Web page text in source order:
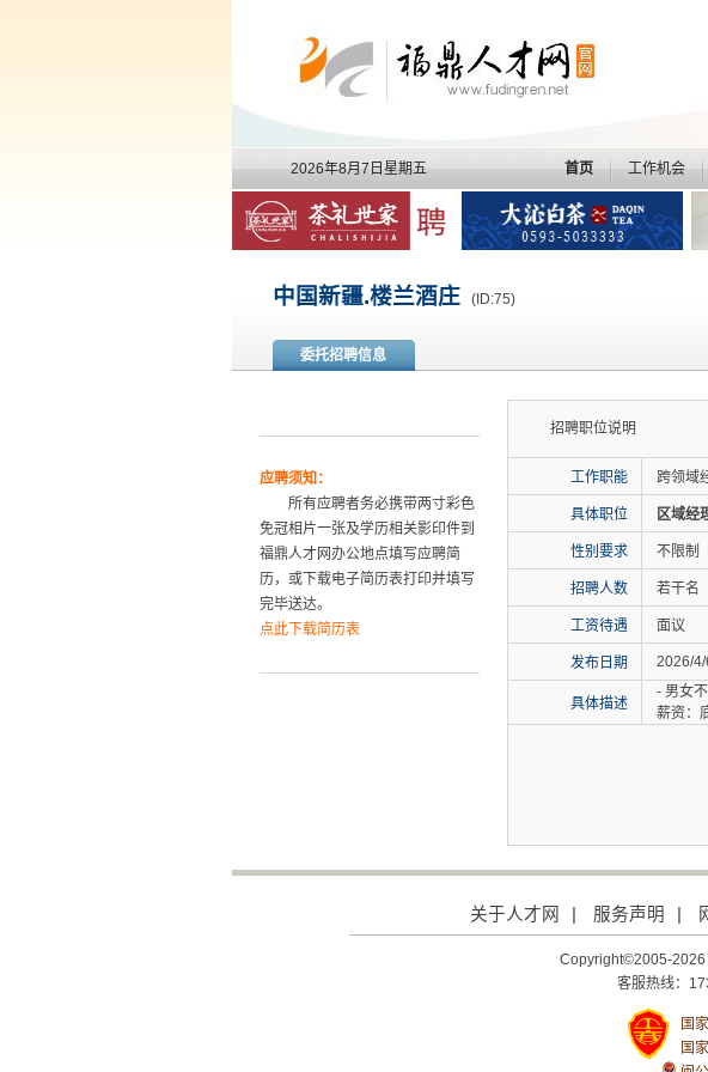
2026年8月7日星期五 首页 工作机会
中国新疆.楼兰酒庄(ID:75)
委托招聘信息
应聘须知：
所有应聘者务必携带两寸彩色
免冠相片一张及学历相关影印件到
福鼎人才网办公地点填写应聘简
历，或下载电子简历表打印并填写
完毕送达。
点此下载简历表
招聘职位说明
工作职能 跨领域
具体职位 区域经
性别要求 不限制
招聘人数 若干名
工资待遇 面议
发布日期 2026/
具体描述
- 男女
薪资：
关于人才网 服务声明
Copyright©2005-2026
客服热线：
国
国